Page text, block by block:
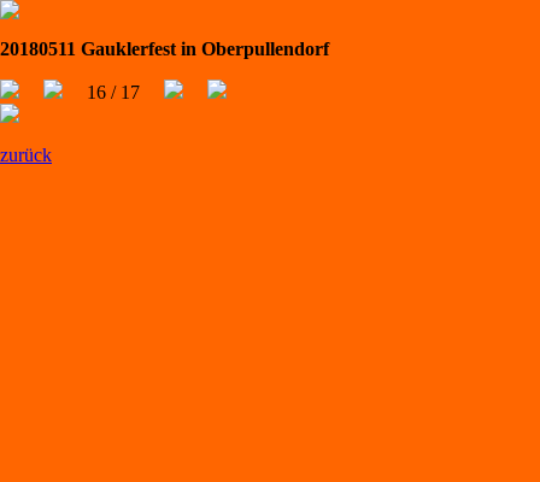
20180511 Gauklerfest in Oberpullendorf
16 / 17
zurück